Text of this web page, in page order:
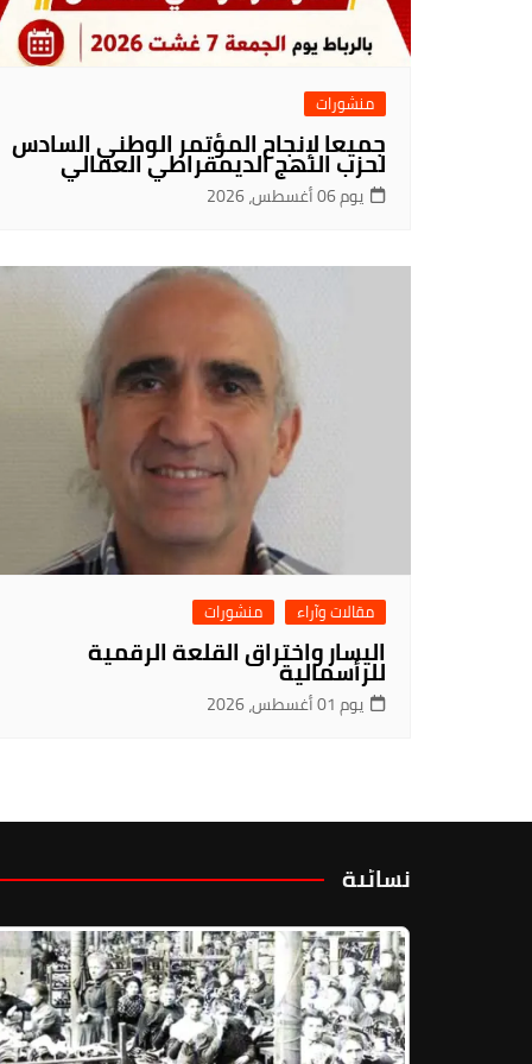
منشورات
جميعا لإنجاح المؤتمر الوطني السادس
لحزب النهج الديمقراطي العمالي
يوم 06 أغسطس، 2026
مقالات وآراء منشورات
اليسار واختراق القلعة الرقمية
للرأسمالية
يوم 01 أغسطس، 2026
نسائية